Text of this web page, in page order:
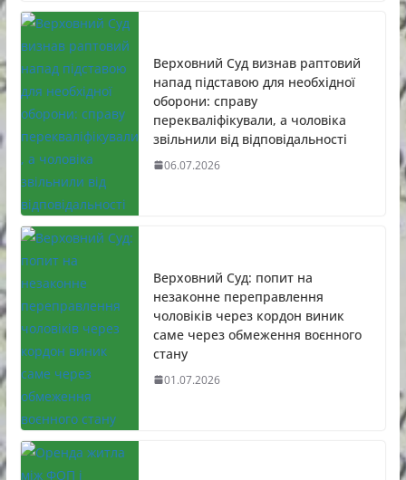
Верховний Суд визнав раптовий
напад підставою для необхідної
оборони: справу
перекваліфікували, а чоловіка
звільнили від відповідальності
06.07.2026
Верховний Суд: попит на
незаконне переправлення
чоловіків через кордон виник
саме через обмеження воєнного
стану
01.07.2026